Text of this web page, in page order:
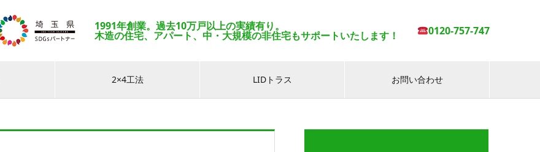
1991年創業。過去10万戸以上の実績有り。
木造の住宅、アパート、中・大規模の非住宅もサポートいたします！ 0120-757-747
2×4工法 LIDトラス お問い合わせ